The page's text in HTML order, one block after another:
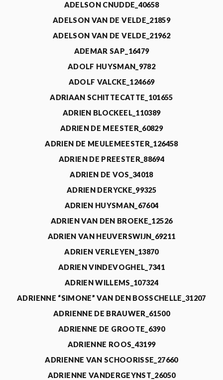
ADELSON CNUDDE_40658
ADELSON VAN DE VELDE_21859
ADELSON VAN DE VELDE_21962
ADEMAR SAP_16479
ADOLF HUYSMAN_9782
ADOLF VALCKE_124669
ADRIAAN SCHITTECATTE_101655
ADRIEN BLOCKEEL_110389
ADRIEN DE MEESTER_60829
ADRIEN DE MEULEMEESTER_126458
ADRIEN DE PREESTER_88694
ADRIEN DE VOS_34018
ADRIEN DERYCKE_99325
ADRIEN HUYSMAN_67604
ADRIEN VAN DEN BROEKE_12526
ADRIEN VAN HEUVERSWIJN_69211
ADRIEN VERLEYEN_13870
ADRIEN VINDEVOGHEL_7341
ADRIEN WILLEMS_107324
ADRIENNE “SIMONE” VAN DEN BOSSCHELLE_31207
ADRIENNE DE BRAUWER_61500
ADRIENNE DE GROOTE_6390
ADRIENNE ROOS_43199
ADRIENNE VAN SCHOORISSE_27660
ADRIENNE VANDERGEYNST_26050